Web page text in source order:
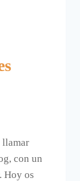
llamar
con un
Hoy os